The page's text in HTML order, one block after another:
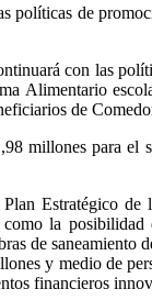
políticas de
con las
Alimentario
de
millones para el
Estratégico
como la
de
y medio de
financieros